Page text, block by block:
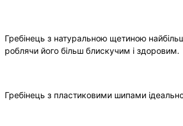
Гребінець з натуральною щетиною
роблячи його більш блискучим і здоровим.
Гребінець з пластиковими шипами